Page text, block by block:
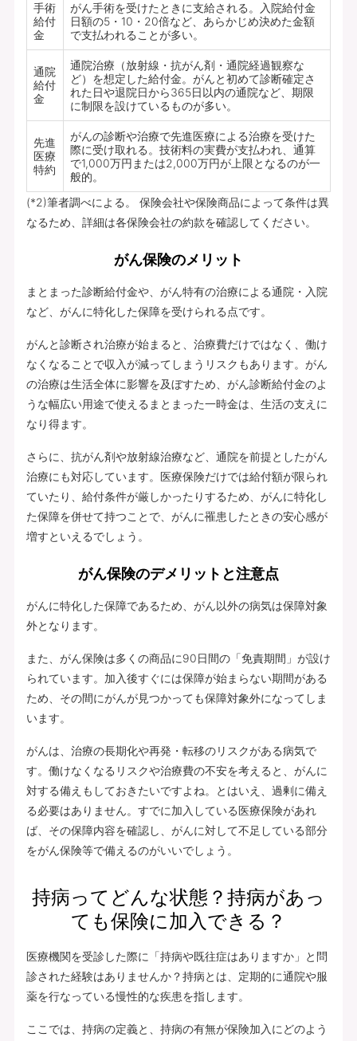
手術
給付
金
がん手術を受けたときに支給される。入院給付金
日額の5・10・20倍など、あらかじめ決めた金額
で支払われることが多い。
通院
給付
金
通院治療（放射線・抗がん剤・通院経過観察な
ど）を想定した給付金。がんと初めて診断確定さ
れた日や退院日から365日以内の通院など、期限
に制限を設けているものが多い。
先進
医療
特約
がんの診断や治療で先進医療による治療を受けた
際に受け取れる。技術料の実費が支払われ、通算
で1,000万円または2,000万円が上限となるのが一
般的。
(*2)筆者調べによる。 保険会社や保険商品によって条件は異
なるため、詳細は各保険会社の約款を確認してください。
がん保険のメリット
まとまった診断給付金や、がん特有の治療による通院・入院
など、がんに特化した保障を受けられる点です。
がんと診断され治療が始まると、治療費だけではなく、働け
なくなることで収入が減ってしまうリスクもあります。がん
の治療は生活全体に影響を及ぼすため、がん診断給付金のよ
うな幅広い用途で使えるまとまった一時金は、生活の支えに
なり得ます。
さらに、抗がん剤や放射線治療など、通院を前提としたがん
治療にも対応しています。医療保険だけでは給付額が限られ
ていたり、給付条件が厳しかったりするため、がんに特化し
た保障を併せて持つことで、がんに罹患したときの安心感が
増すといえるでしょう。
がん保険のデメリットと注意点
がんに特化した保障であるため、がん以外の病気は保障対象
外となります。
また、がん保険は多くの商品に90日間の「免責期間」が設け
られています。加入後すぐには保障が始まらない期間がある
ため、その間にがんが見つかっても保障対象外になってしま
います。
がんは、治療の長期化や再発・転移のリスクがある病気で
す。働けなくなるリスクや治療費の不安を考えると、がんに
対する備えもしておきたいですよね。とはいえ、過剰に備え
る必要はありません。すでに加入している医療保険があれ
ば、その保障内容を確認し、がんに対して不足している部分
をがん保険等で備えるのがいいでしょう。
持病ってどんな状態？持病があっ
ても保険に加入できる？
医療機関を受診した際に「持病や既往症はありますか」と問
診された経験はありませんか？持病とは、定期的に通院や服
薬を行なっている慢性的な疾患を指します。
ここでは、持病の定義と、持病の有無が保険加入にどのよう